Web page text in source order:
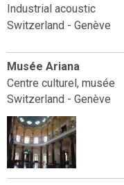
Industrial acoustic
Switzerland - Genève
Musée Ariana
Centre culturel, musée
Switzerland - Genève